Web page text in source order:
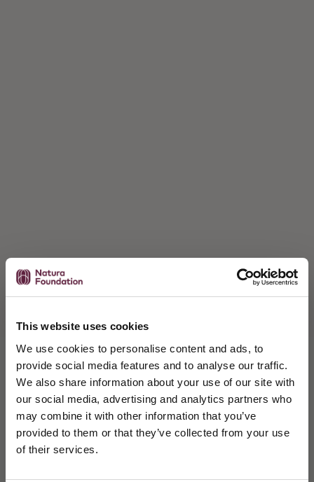
This website uses cookies
We use cookies to personalise content and ads, to
provide social media features and to analyse our traffic.
We also share information about your use of our site with
our social media, advertising and analytics partners who
may combine it with other information that you’ve
provided to them or that they’ve collected from your use
of their services.
Schrijf je in en blijf je verdiepen
Je ontvangt maandelijks wetenschappelijke